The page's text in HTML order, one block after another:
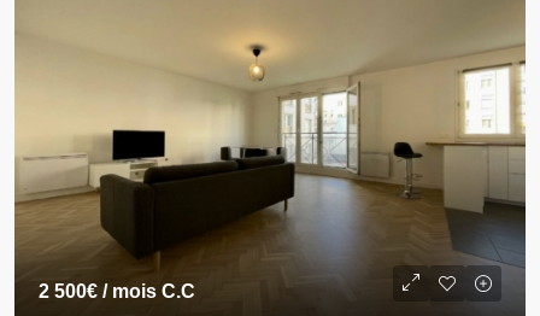
2 500€ / mois C.C